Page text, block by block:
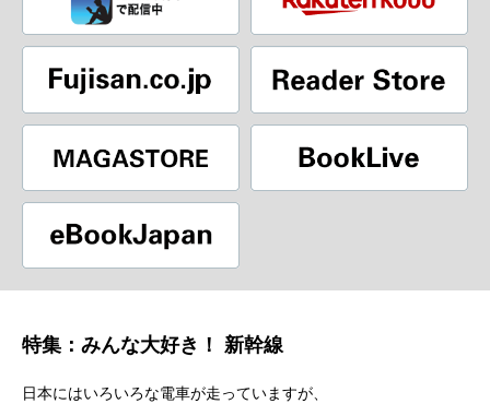
特集：みんな大好き！ 新幹線
日本にはいろいろな電車が走っていますが、